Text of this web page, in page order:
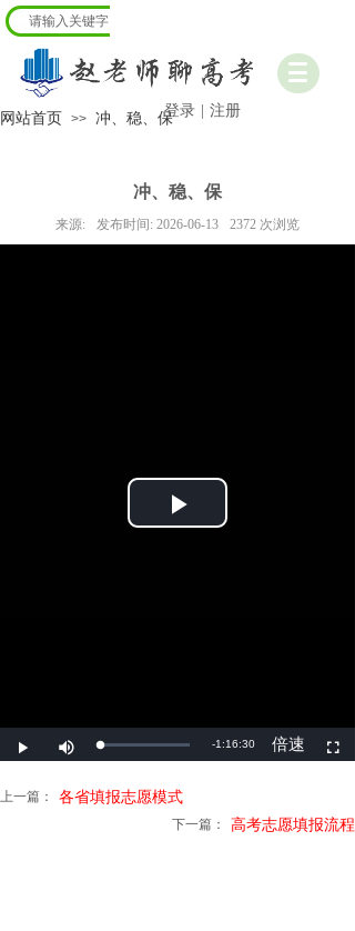
登录 注册
网站首页 >> 冲、稳、保
冲、稳、保
来源: 发布时间: 2026-06-13 2372 次浏览
上一篇： 各省填报志愿模式
下一篇： 高考志愿填报流程